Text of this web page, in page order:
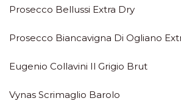
Prosecco Bellussi Extra Dry
Prosecco Biancavigna Di Ogliano
Eugenio Collavini Il Grigio Brut
Vynas Scrimaglio Barolo